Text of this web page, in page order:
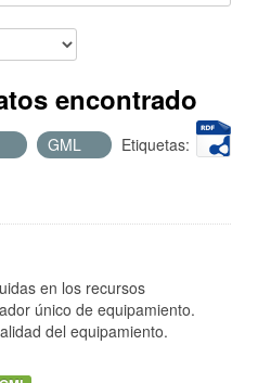
encontrado
GML
Etiquetas:
en los recursos
único de equipamiento.
del equipamiento.